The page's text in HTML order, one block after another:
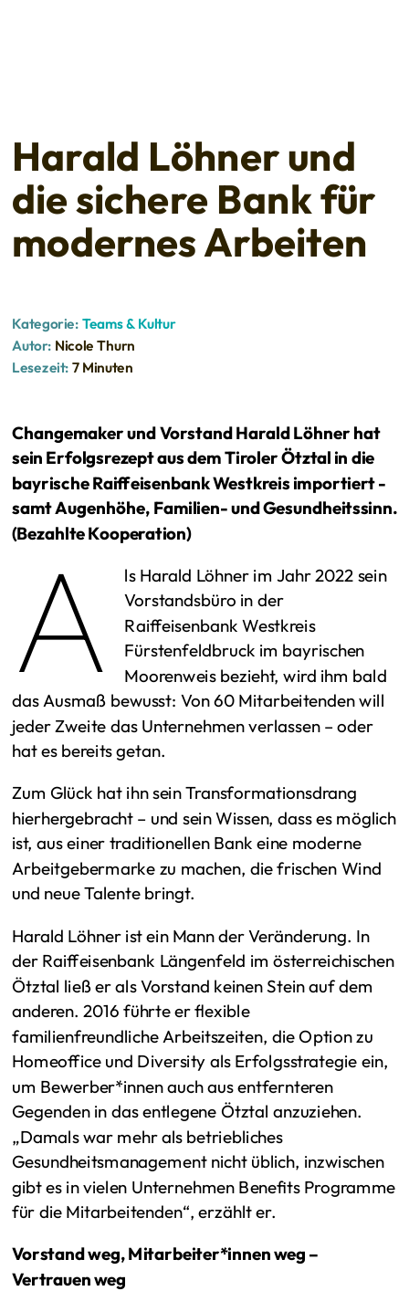
Harald Löhner und
die sichere Bank für
modernes Arbeiten
Kategorie: Teams & Kultur
Autor: Nicole Thurn
Lesezeit: 7 Minuten
Changemaker und Vorstand Harald Löhner hat
sein Erfolgsrezept aus dem Tiroler Ötztal in die
bayrische Raiffeisenbank Westkreis importiert -
samt Augenhöhe, Familien- und Gesundheitssinn.
(Bezahlte Kooperation)
A
ls Harald Löhner im Jahr 2022 sein
Vorstandsbüro in der
Raiffeisenbank Westkreis
Fürstenfeldbruck im bayrischen
Moorenweis bezieht, wird ihm bald
das Ausmaß bewusst: Von 60 Mitarbeitenden will
jeder Zweite das Unternehmen verlassen – oder
hat es bereits getan.
Zum Glück hat ihn sein Transformationsdrang
hierhergebracht – und sein Wissen, dass es möglich
ist, aus einer traditionellen Bank eine moderne
Arbeitgebermarke zu machen, die frischen Wind
und neue Talente bringt.
Harald Löhner ist ein Mann der Veränderung. In
der Raiffeisenbank Längenfeld im österreichischen
Ötztal ließ er als Vorstand keinen Stein auf dem
anderen. 2016 führte er flexible
familienfreundliche Arbeitszeiten, die Option zu
Homeoffice und Diversity als Erfolgsstrategie ein,
um Bewerber*innen auch aus entfernteren
Gegenden in das entlegene Ötztal anzuziehen.
„Damals war mehr als betriebliches
Gesundheitsmanagement nicht üblich, inzwischen
gibt es in vielen Unternehmen Benefits Programme
für die Mitarbeitenden“, erzählt er.
Vorstand weg, Mitarbeiter*innen weg –
Vertrauen weg